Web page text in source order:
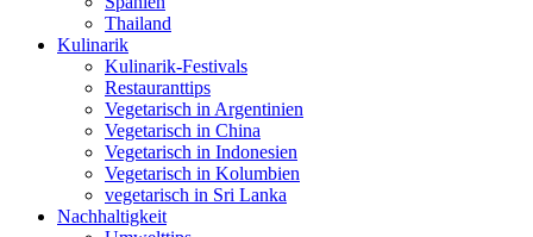
Thailand
Kulinarik
Kulinarik-Festivals
Restauranttips
Vegetarisch in Argentinien
Vegetarisch in China
Vegetarisch in Indonesien
Vegetarisch in Kolumbien
vegetarisch in Sri Lanka
Nachhaltigkeit